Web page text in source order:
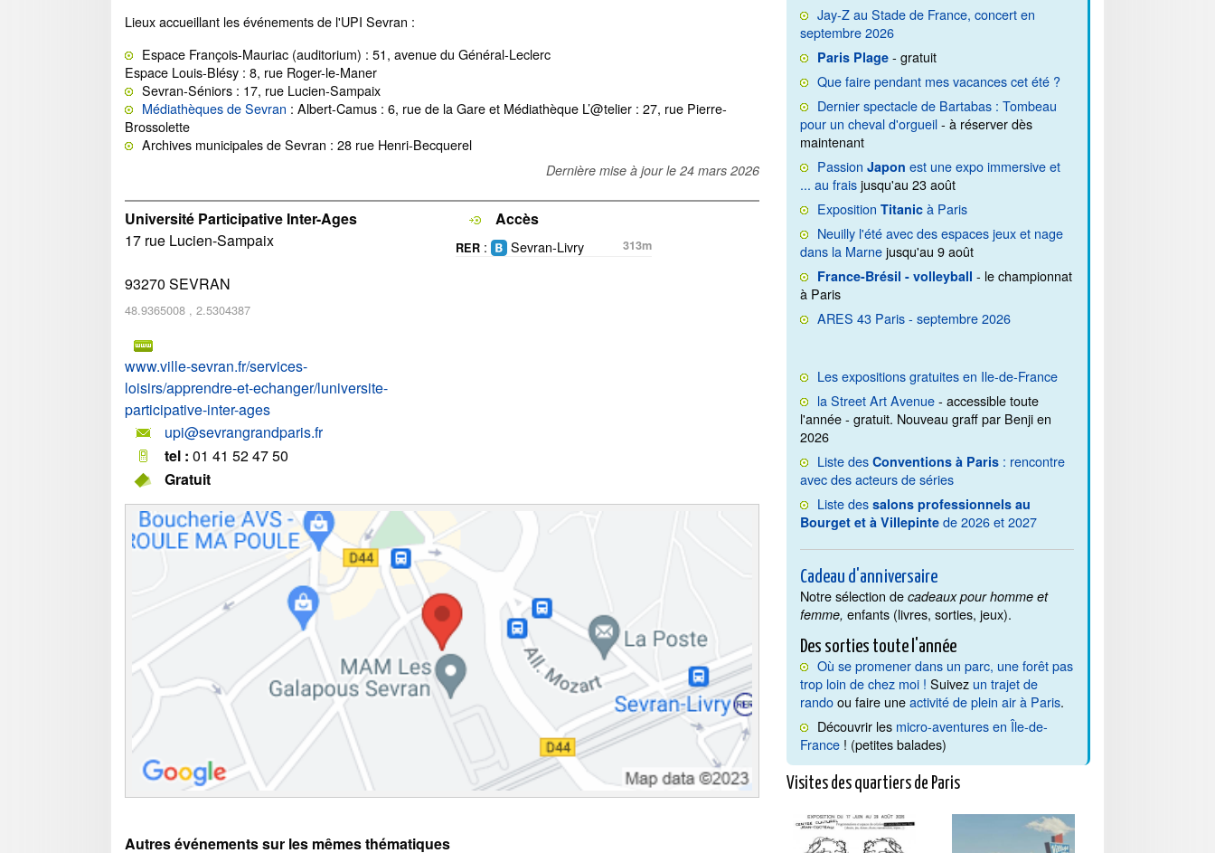
Lieux accueillant les événements de l'UPI Sevran :
Espace François-Mauriac (auditorium) : 51, avenue du Général-Leclerc
Espace Louis-Blésy : 8, rue Roger-le-Maner
Sevran-Séniors : 17, rue Lucien-Sampaix
Médiathèques de Sevran : Albert-Camus : 6, rue de la Gare et Médiathèque L’@telier : 27, rue Pierre-
Brossolette
Archives municipales de Sevran : 28 rue Henri-Becquerel
Dernière mise à jour le 24 mars 2026
Université Participative Inter-Ages
17 rue Lucien-Sampaix
93270 SEVRAN
48.9365008 , 2.5304387
www.ville-sevran.fr/services-
loisirs/apprendre-et-echanger/luniversite-
participative-inter-ages
upi@sevrangrandparis.fr
tel : 01 41 52 47 50
Accès
RER : Sevran-Livry 313m
Gratuit
Autres événements sur les mêmes thématiques
Jay-Z au Stade de France, concert en
septembre 2026
Paris Plage - gratuit
Que faire pendant mes vacances cet été ?
Dernier spectacle de Bartabas : Tombeau
pour un cheval d'orgueil- à réserver dès
maintenant
PassionJapon est une expo immersive et
... au fraisjusqu'au 23 août
ExpositionTitanic à Paris
Neuilly l'été avec des espaces jeux et nage
dans la Marnejusqu'au 9 août
France-Brésil - volleyball - le championnat
à Paris
ARES 43 Paris - septembre 2026
Les expositions gratuites en Ile-de-France
la Street Art Avenue- accessible toute
l'année - gratuit. Nouveau graff par Benji en
2026
Liste desConventions à Paris : rencontre
avec des acteurs de séries
Liste dessalons professionnels au
Bourget et à Villepinte de 2026 et 2027
Cadeau d'anniversaire
Notre sélection decadeaux pour homme et
femme, enfants (livres, sorties, jeux).
Des sorties toute l'année
Où se promener dans un parc, une forêt pas
trop loin de chez moi ! Suivez un trajet de
randoou faire uneactivité de plein air à Paris.
Découvrir les micro-aventures en Île-de-
France ! (petites balades)
Visites des quartiers de Paris